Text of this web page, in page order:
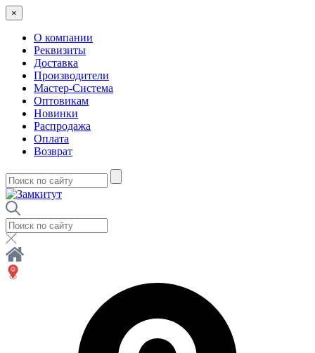
×
О компании
Реквизиты
Доставка
Производители
Мастер-Система
Оптовикам
Новинки
Распродажа
Оплата
Возврат